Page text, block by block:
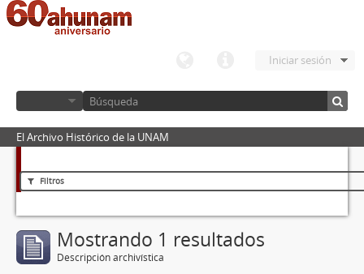
Iniciar sesión
El Archivo Histórico de la UNAM
Filtros
Mostrando 1 resultados
Descripción archivística